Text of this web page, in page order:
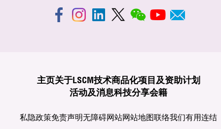
主页关于LSCM技术商品化项目及资助计划
活动及消息科技分享会籍
私隐政策免责声明无障碍网站网站地图联络我们有用连结